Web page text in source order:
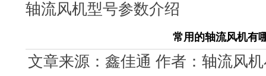
轴流风机型号参数介绍
常用的轴流风机有
文章来源：鑫佳通 作者：轴流风